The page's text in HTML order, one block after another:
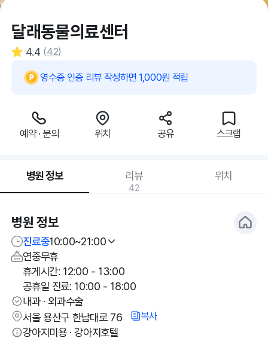
달래동물의료센터
4.4 (42)
영수증 인증 리뷰 작성하면 1,000원 적립
예약 · 문의 위치 공유 스크랩
병원 정보 리뷰
42
위치
병원 정보
진료중10:00~21:00
연중무휴
휴게시간: 12:00 - 13:00
공휴일 진료: 10:00 - 18:00
내과 · 외과수술
서울 용산구 한남대로 76
복사
강아지미용 · 강아지호텔